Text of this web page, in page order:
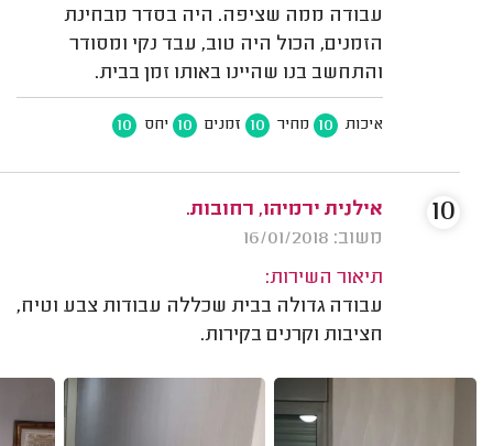
עבודה ממה שציפה. היה בסדר מבחינת
הזמנים, הכול היה טוב, עבד נקי ומסודר
והתחשב בנו שהיינו באותו זמן בבית.
איכות 10 מחיר 10 זמנים 10 יחס 10
אילנית ירמיהו, רחובות.
משוב: 16/01/2018
תיאור השירות:
עבודה גדולה בבית שכללה עבודות צבע וטיח,
חציבות וקרנים בקירות.
10